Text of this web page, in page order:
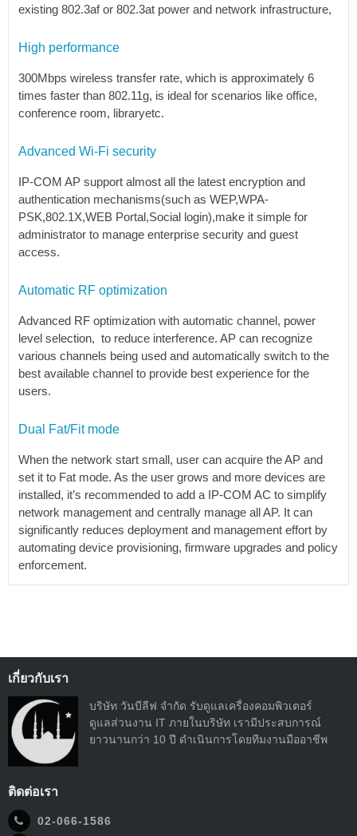
existing 802.3af or 802.3at power and network infrastructure,
High performance
300Mbps wireless transfer rate, which is approximately 6
times faster than 802.11g, is ideal for scenarios like office,
conference room, libraryetc.
Advanced Wi-Fi security
IP-COM AP support almost all the latest encryption and
authentication mechanisms(such as WEP,WPA-
PSK,802.1X,WEB Portal,Social login),make it simple for
administrator to manage enterprise security and guest
access.
Automatic RF optimization
Advanced RF optimization with automatic channel, power
level selection, to reduce interference. AP can recognize
various channels being used and automatically switch to the
best available channel to provide best experience for the
users.
Dual Fat/Fit mode
When the network start small, user can acquire the AP and
set it to Fat mode. As the user grows and more devices are
installed, it’s recommended to add a IP-COM AC to simplify
network management and centrally manage all AP. It can
significantly reduces deployment and management effort by
automating device provisioning, firmware upgrades and policy
enforcement.
เกี่ยวกับเรา
บริษัท วันบีลีฟ จำกัด รับดูแลเครื่องคอมพิวเตอร์
ดูแลส่วนงาน IT ภายในบริษัท เรามีประสบการณ์
ยาวนานกว่า 10 ปี ดำเนินการโดยทีมงานมืออาชีพ
ติดต่อเรา
02-066-1586